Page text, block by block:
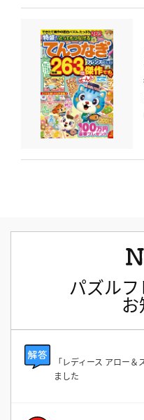
パズル
「レディース アロー
ました